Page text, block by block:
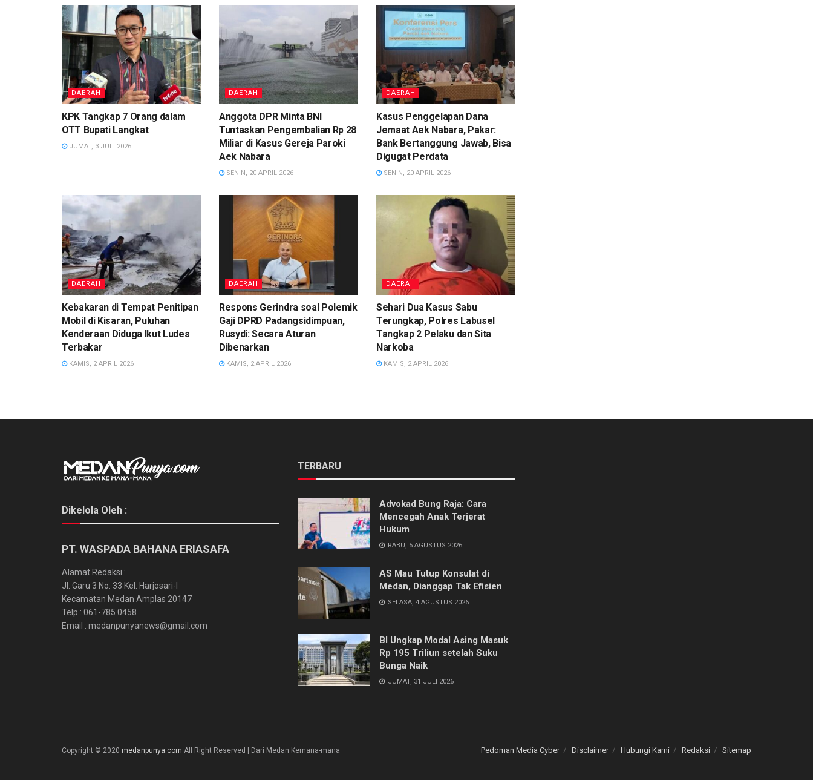
DAERAH
KPK Tangkap 7 Orang dalam
OTT Bupati Langkat
JUMAT, 3 JULI 2026
DAERAH
Anggota DPR Minta BNI
Tuntaskan Pengembalian Rp 28
Miliar di Kasus Gereja Paroki
Aek Nabara
SENIN, 20 APRIL 2026
DAERAH
Kasus Penggelapan Dana
Jemaat Aek Nabara, Pakar:
Bank Bertanggung Jawab, Bisa
Digugat Perdata
SENIN, 20 APRIL 2026
DAERAH
Kebakaran di Tempat Penitipan
Mobil di Kisaran, Puluhan
Kenderaan Diduga Ikut Ludes
Terbakar
KAMIS, 2 APRIL 2026
DAERAH
Respons Gerindra soal Polemik
Gaji DPRD Padangsidimpuan,
Rusydi: Secara Aturan
Dibenarkan
KAMIS, 2 APRIL 2026
DAERAH
Sehari Dua Kasus Sabu
Terungkap, Polres Labusel
Tangkap 2 Pelaku dan Sita
Narkoba
KAMIS, 2 APRIL 2026
Dikelola Oleh :
PT. WASPADA BAHANA ERIASAFA
Alamat Redaksi :
Jl. Garu 3 No. 33 Kel. Harjosari-I
Kecamatan Medan Amplas 20147
Telp : 061-785 0458
Email : medanpunyanews@gmail.com
TERBARU
Advokad Bung Raja: Cara
Mencegah Anak Terjerat
Hukum
RABU, 5 AGUSTUS 2026
AS Mau Tutup Konsulat di
Medan, Dianggap Tak Efisien
SELASA, 4 AGUSTUS 2026
BI Ungkap Modal Asing Masuk
Rp 195 Triliun setelah Suku
Bunga Naik
JUMAT, 31 JULI 2026
Pedoman Media Cyber Disclaimer Hubungi Kami Redaksi Sitemap
Copyright © 2020 medanpunya.com All Right Reserved | Dari Medan Kemana-mana